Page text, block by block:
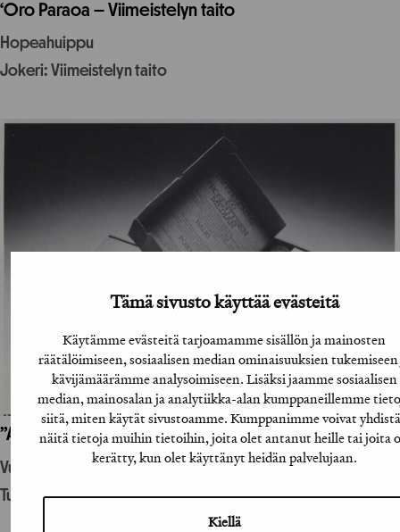
Tämä sivusto käyttää evästeitä
Käytämme evästeitä tarjoamamme sisällön ja mainosten
räätälöimiseen, sosiaalisen median ominaisuuksien
kävijämäärämme analysoimiseen. Lisäksi jaamme sosiaalisen
median, mainosalan ja analytiikka-alan kumppaneillemme
siitä, miten käytät sivustoamme. Kumppanimme voivat
näitä tietoja muihin tietoihin, joita olet antanut heille tai joita
kerätty, kun olet käyttänyt heidän palvelujaan.
Kiellä
‘Oro Paraoa – Viimeistelyn taito
Hopeahuippu
Jokeri: Viimeistelyn taito
”A-lehtien suoramainoslähetys”
Vuosikirjatyö
Tuotantohyödykemainonta